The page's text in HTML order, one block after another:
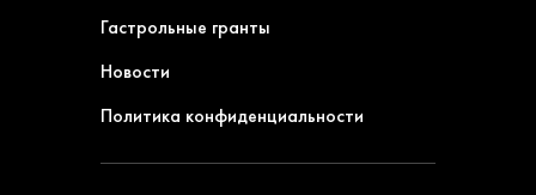
Гастрольные гранты
Новости
Политика конфиденциальности